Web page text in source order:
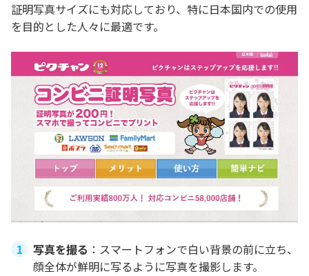
証明写真サイズにも対応しており、特に日本国内での使用
を目的とした人々に最適です。
写真を撮る ：スマートフォンで白い背景の前に立ち、
顔全体が鮮明に写るように写真を撮影します。